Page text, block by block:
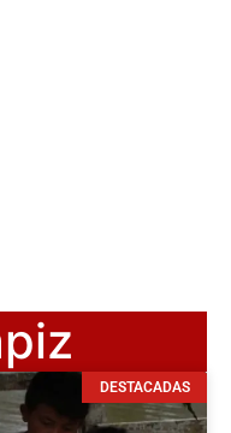
DESTACADAS